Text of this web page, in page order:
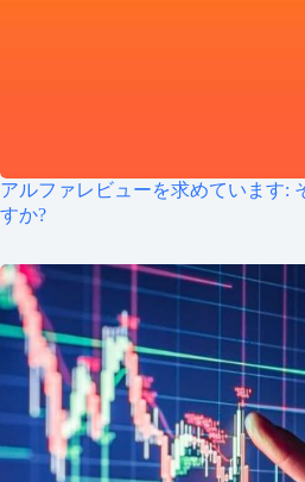
アルファレビューを求めています:
すか?